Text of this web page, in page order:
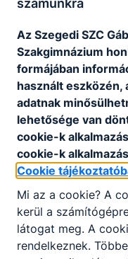
számunkra
Az Szegedi SZC
Szakgimnázium
formájában
használt
adatnak
lehetősége van
cookie-k
cookie-k
Cookie
Mi az a cookie? A
kerül a
látogat meg. A
rendelkeznek.